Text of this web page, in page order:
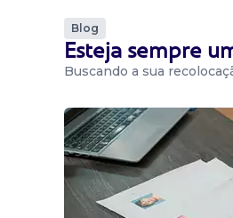
Blog
Esteja sempre
Buscando a sua